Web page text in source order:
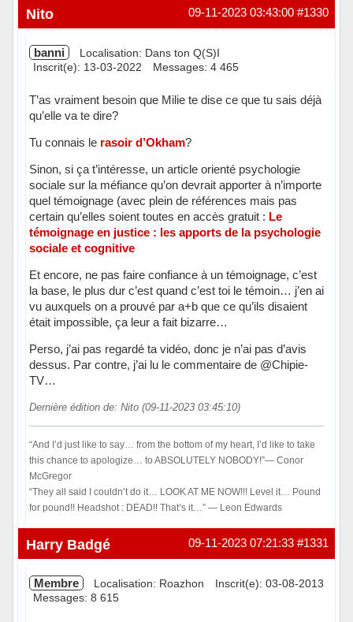
En ligne #1330
09-11-2023 03:43:00
Nito
banni
Localisation: Dans ton Q(S)I
Inscrit(e): 13-03-2022
Messages: 4 465
T’as vraiment besoin que Milie te dise ce que tu sais déjà
qu’elle va te dire?
Tu connais le rasoir d’Okham?
Sinon, si ça t’intéresse, un article orienté psychologie
sociale sur la méfiance qu’on devrait apporter à n’importe
quel témoignage (avec plein de références mais pas
certain qu’elles soient toutes en accès gratuit : Le
témoignage en justice : les apports de la psychologie
sociale et cognitive
Et encore, ne pas faire confiance à un témoignage, c’est
la base, le plus dur c’est quand c’est toi le témoin… j’en ai
vu auxquels on a prouvé par a+b que ce qu’ils disaient
était impossible, ça leur a fait bizarre…
Perso, j’ai pas regardé ta vidéo, donc je n’ai pas d’avis
dessus. Par contre, j’ai lu le commentaire de @Chipie-
TV…
Dernière édition de: Nito (09-11-2023 03:45:10)
“And I’d just like to say… from the bottom of my heart, I’d like to take
this chance to apologize… to ABSOLUTELY NOBODY!”― Conor
McGregor
“They all said I couldn’t do it… LOOK AT ME NOW!!! Level it… Pound
for pound!! Headshot : DEAD!! That’s it…” ― Leon Edwards
Hors ligne #1331
09-11-2023 07:21:33
Harry Badgé
Membre Localisation: Roazhon
Inscrit(e): 03-08-2013
Messages: 8 615